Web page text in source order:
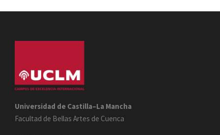
Universidad de Castilla–La Mancha
Facultad de Bellas Artes de Cuenca